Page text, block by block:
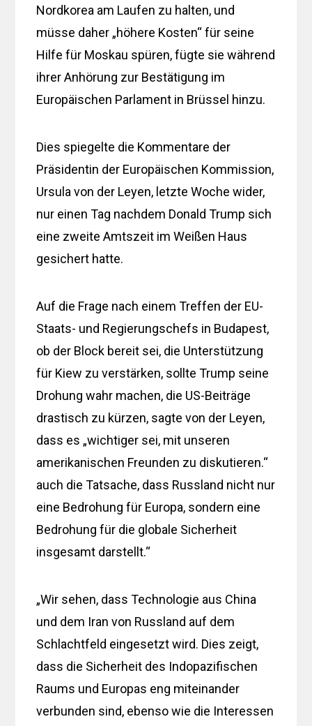
Nordkorea am Laufen zu halten, und
müsse daher „höhere Kosten“ für seine
Hilfe für Moskau spüren, fügte sie während
ihrer Anhörung zur Bestätigung im
Europäischen Parlament in Brüssel hinzu.
Dies spiegelte die Kommentare der
Präsidentin der Europäischen Kommission,
Ursula von der Leyen, letzte Woche wider,
nur einen Tag nachdem Donald Trump sich
eine zweite Amtszeit im Weißen Haus
gesichert hatte.
Auf die Frage nach einem Treffen der EU-
Staats- und Regierungschefs in Budapest,
ob der Block bereit sei, die Unterstützung
für Kiew zu verstärken, sollte Trump seine
Drohung wahr machen, die US-Beiträge
drastisch zu kürzen, sagte von der Leyen,
dass es „wichtiger sei, mit unseren
amerikanischen Freunden zu diskutieren.“
auch die Tatsache, dass Russland nicht nur
eine Bedrohung für Europa, sondern eine
Bedrohung für die globale Sicherheit
insgesamt darstellt.“
„Wir sehen, dass Technologie aus China
und dem Iran von Russland auf dem
Schlachtfeld eingesetzt wird. Dies zeigt,
dass die Sicherheit des Indopazifischen
Raums und Europas eng miteinander
verbunden sind, ebenso wie die Interessen